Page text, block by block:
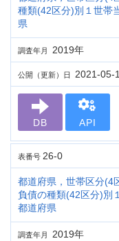
種類(42区分)別１世帯
県
調査年月 2019年
公開（更新）日 2021-05-
DB API
表番号 26-0
都道府県，世帯区分(4
負債の種類(42区分)別
都道府県
調査年月 2019年